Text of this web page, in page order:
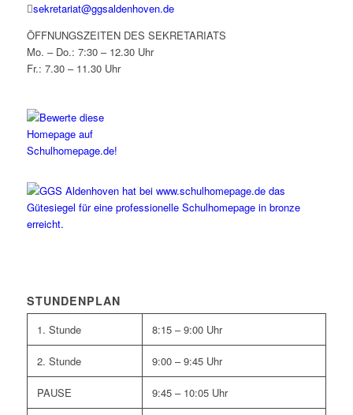
sekretariat@ggsaldenhoven.de
ÖFFNUNGSZEITEN DES SEKRETARIATS
Mo. – Do.: 7:30 – 12.30 Uhr
Fr.: 7.30 – 11.30 Uhr
STUNDENPLAN
1. Stunde 8:15 – 9:00 Uhr
2. Stunde 9:00 – 9:45 Uhr
PAUSE 9:45 – 10:05 Uhr